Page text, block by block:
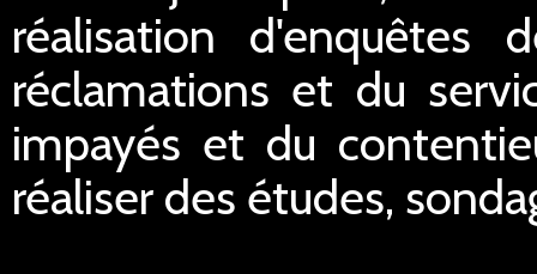
réalisation d'enquêtes
réclamations et du
impayés et du
réaliser des études,